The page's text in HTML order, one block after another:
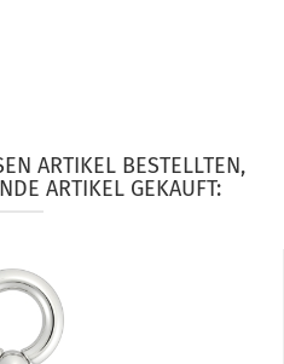
ARTIKEL BESTELLTEN,
ARTIKEL GEKAUFT: